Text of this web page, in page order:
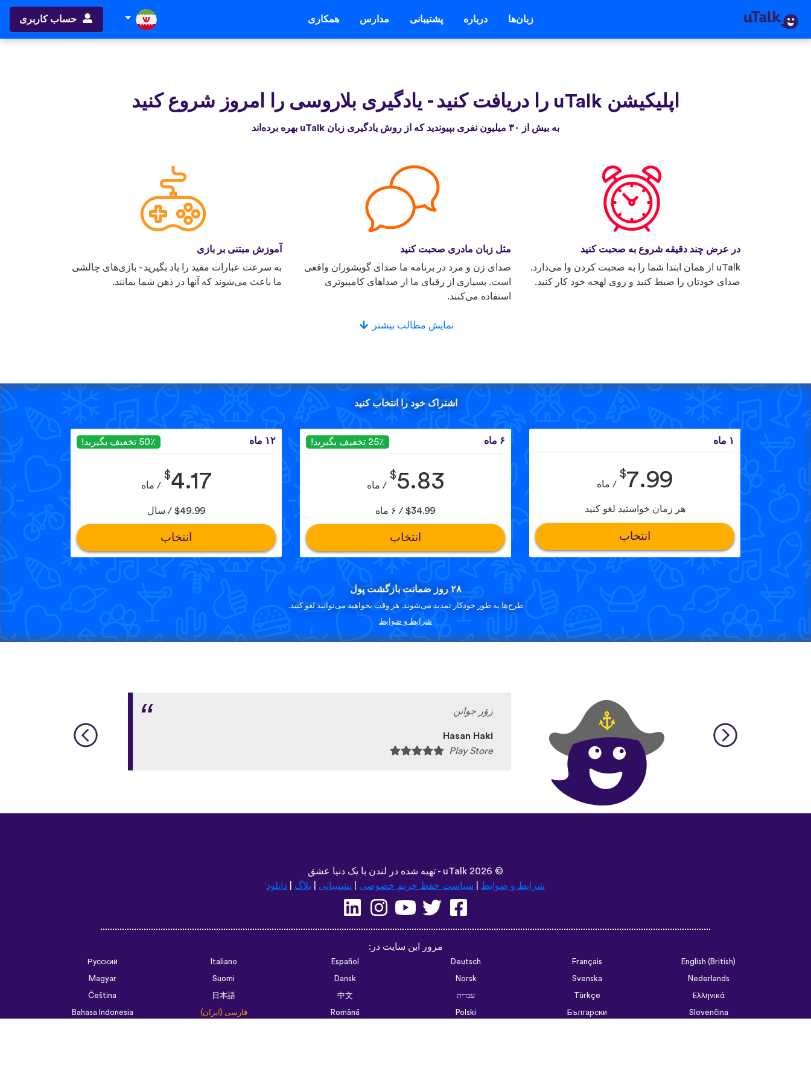
زبان‌ها درباره پشتیبانی مدارس همکاری حساب کاربری
اپلیکیشن uTalk‌ را دریافت کنید - یادگیری بلاروسی را امروز شروع کنید
به بیش از ۳۰ میلیون نفری بپیوندید که از روش یادگیری زبان uTalk بهره برده‌اند
در عرض چند دقیقه شروع به صحبت کنید
uTalk از همان ابتدا شما را به صحبت کردن وا می‌دارد.
صدای خودتان را ضبط کنید و روی لهجه خود کار کنید.
مثل زبان مادری صحبت کنید
صدای زن و مرد در برنامه ما صدای گویشوران واقعی
است. بسیاری از رقبای ما از صداهای کامپیوتری
استفاده می‌کنند.
آموزش مبتنی بر بازی
به سرعت عبارات مفید را یاد بگیرید - بازی‌های چالشی
ما باعث می‌شوند که آنها در ذهن شما بمانند.
نمایش مطالب بیشتر
اشتراک خود را انتخاب کنید
۱ ماه
$7.99 / ماه
هر زمان خواستید لغو کنید
انتخاب
۶ ماه 25٪ تخفیف بگیرید!
$5.83 / ماه
$34.99 / ۶ ماه
انتخاب
۱۲ ماه 50٪ تخفیف بگیرید!
$4.17 / ماه
$49.99 / سال
انتخاب
۲۸ روز ضمانت بازگشت پول
طرح‌ها به طور خودکار تمدید می‌شوند. هر وقت بخواهید می‌توانید لغو کنید.
شرایط و ضوابط
زۆر جوانن
Hasan Haki
Play Store
©
uTalk 2026 - تهیه شده در لندن با یک دنیا عشق
شرایط و ضوابط
سیاست حفظ حریم خصوصی پشتیبانی بلاگ دانلود
مرور این سایت در:
English (British)
Français
Deutsch
Español
Italiano
Русский
Nederlands
Svenska
Norsk
Dansk
Suomi
Magyar
Ελληνικά
Türkçe עברית 中文
日本語
Čeština
Slovenčina
Български
Polski
Română فارسی (ایران)
Bahasa Indonesia